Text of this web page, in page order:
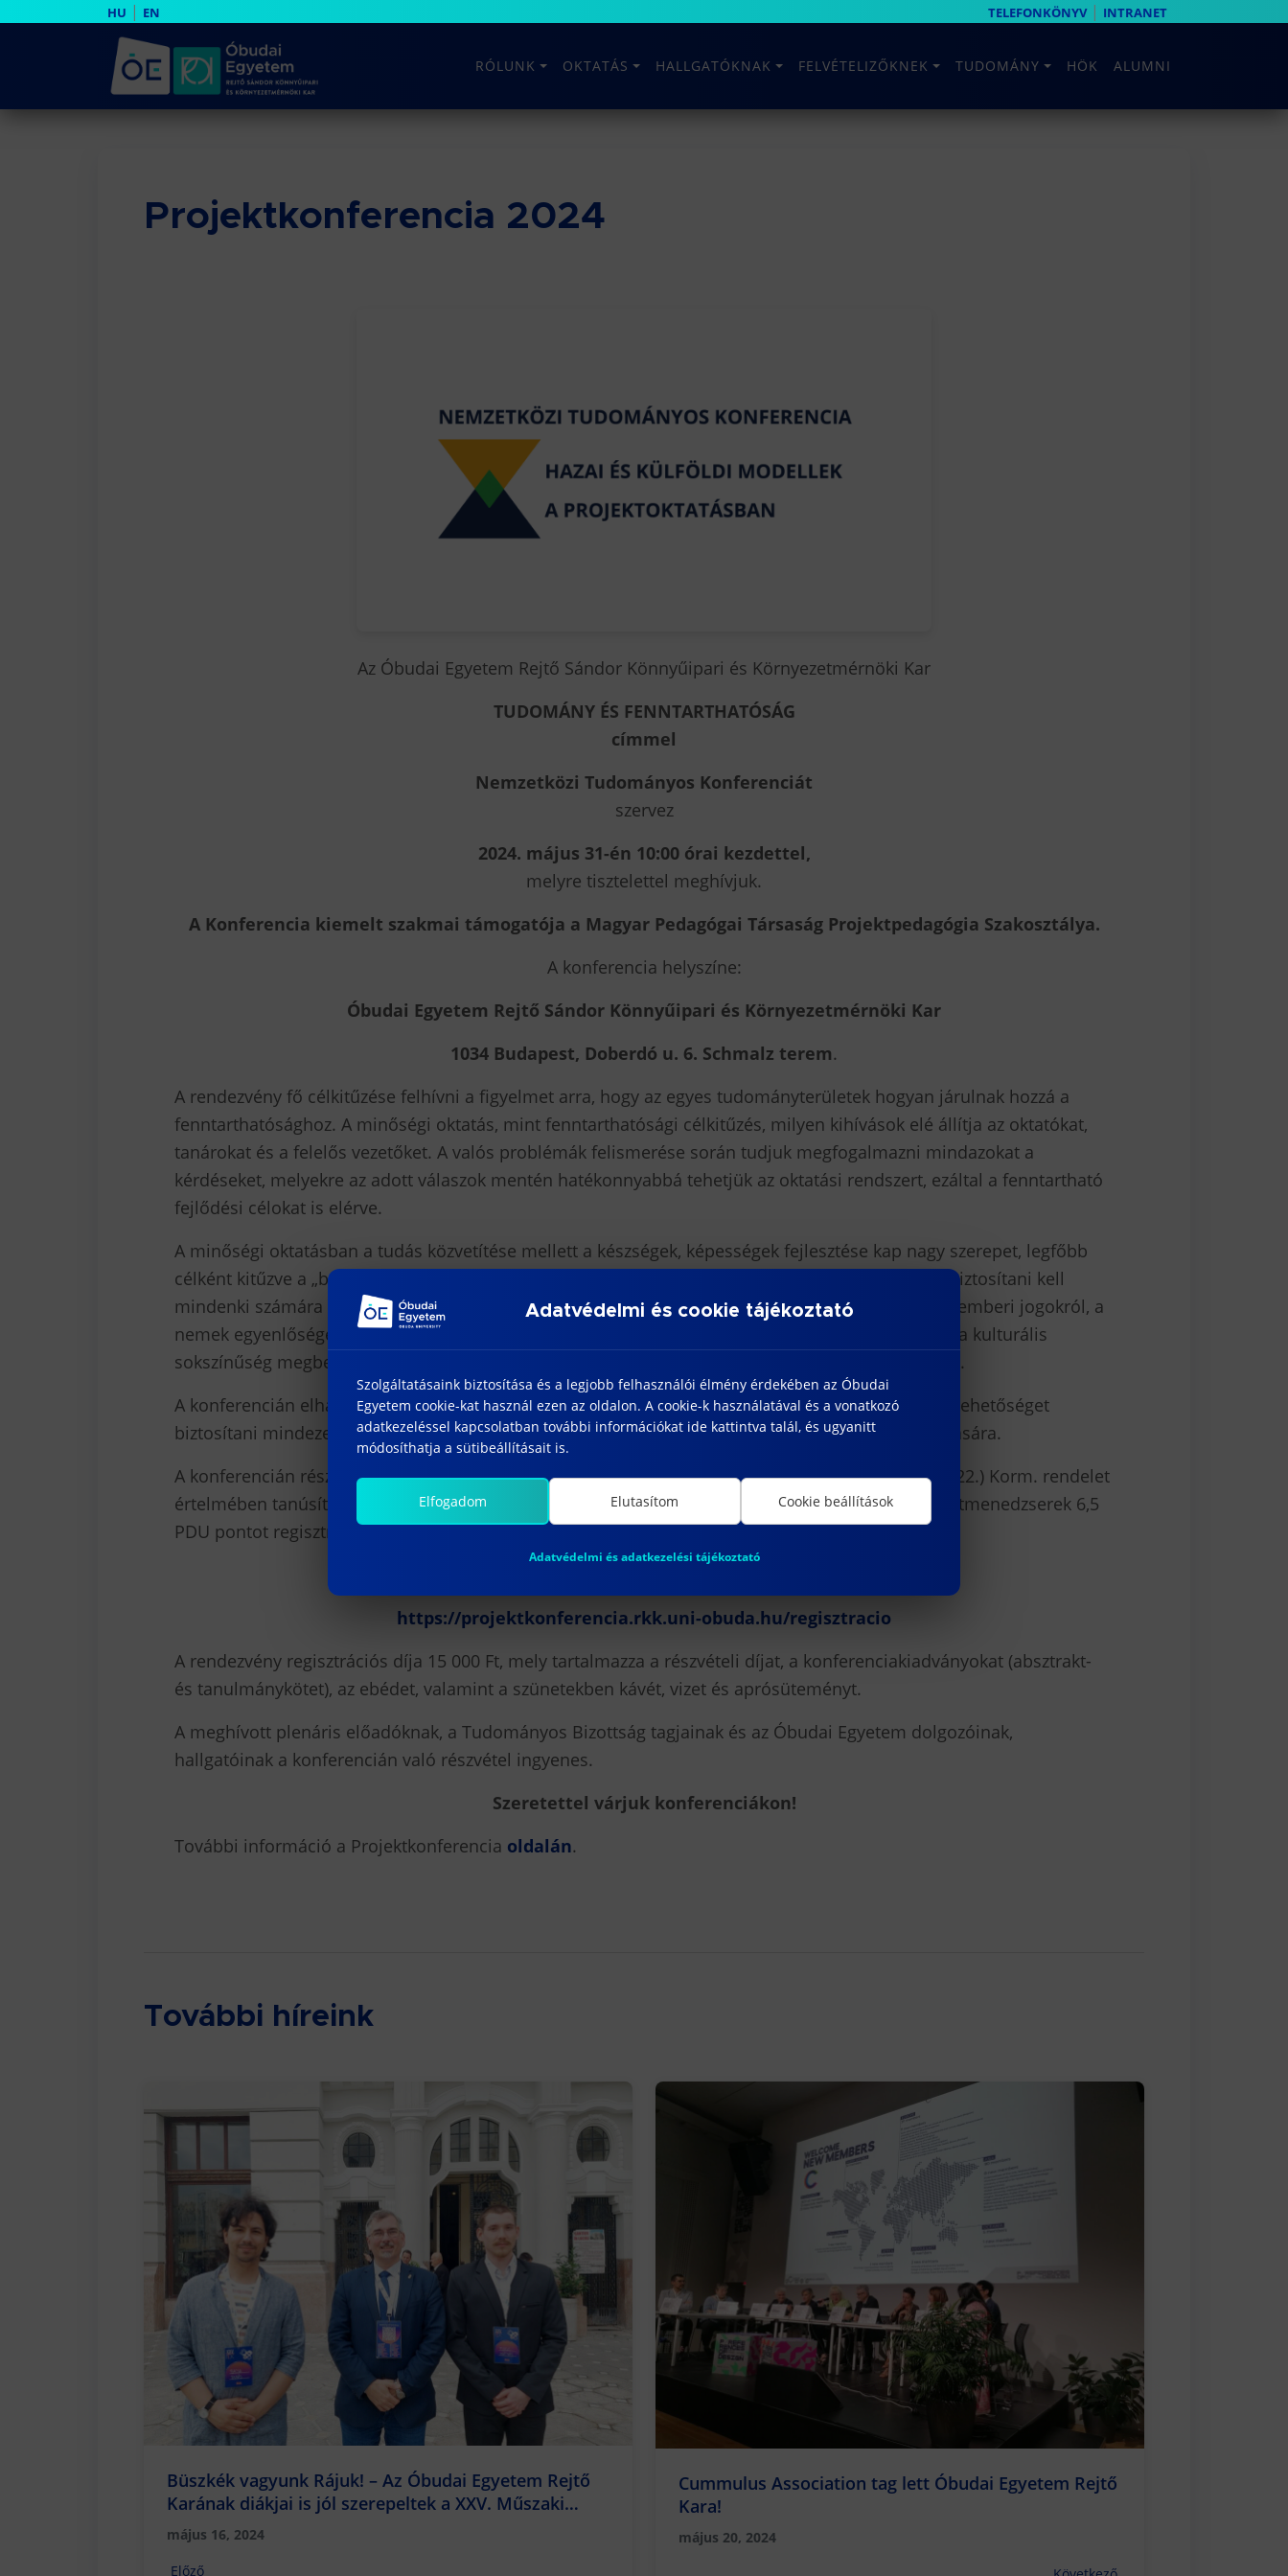
HU | EN TELEFONKÖNYV| INTRANET
RÓLUNK OKTATÁS HALLGATÓKNAK FELVÉTELIZŐKNEK TUDOMÁNY HÖK ALUMNI
Projektkonferencia 2024
Az Óbudai Egyetem Rejtő Sándor Könnyűipari és Környezetmérnöki Kar
TUDOMÁNY ÉS FENNTARTHATÓSÁG
címmel
Nemzetközi Tudományos Konferenciát
szervez
2024. május 31-én 10:00 órai kezdettel,
melyre tisztelettel meghívjuk.
A Konferencia kiemelt szakmai támogatója a Magyar Pedagógai Társaság Projektpedagógia Szakosztálya.
A konferencia helyszíne:
Óbudai Egyetem Rejtő Sándor Könnyűipari és Környezetmérnöki Kar
1034 Budapest, Doberdó u. 6. Schmalz terem.
A rendezvény fő célkitűzése felhívni a figyelmet arra, hogy az egyes tudományterületek hogyan járulnak hozzá a
fenntarthatósághoz. A minőségi oktatás, mint fenntarthatósági célkitűzés, milyen kihívások elé állítja az oktatókat,
tanárokat és a felelős vezetőket. A valós problémák felismerése során tudjuk megfogalmazni mindazokat a
kérdéseket, melyekre az adott válaszok mentén hatékonnyabbá tehetjük az oktatási rendszert, ezáltal a fenntartható
fejlődési célokat is elérve.
A minőségi oktatásban a tudás közvetítése mellett a készségek, képességek fejlesztése kap nagy szerepet, legfőbb
célként kitűzve a „bölcs”, hasznosítható tudás elérését. A fenntartható fejlődés előmozdításához biztosítani kell
mindenki számára a szükséges tudást a fenntartható fejlődésről és a fenntartható életmódról, az emberi jogokról, a
nemek egyenlőségéről, a békés és erőszakmentes kultúra jelentőségéről, a globális polgárságról, a kulturális
sokszínűség megbecsüléséről és a kultúrának a fenntartható fejlődéshez történő hozzájárulásáról.
A konferencián elhangzó előadásokkal és azokhoz kapcsolódó műhelybeszélgetésekkel kívánunk lehetőséget
biztosítani mindezen célok megvalósítása kapcsán szerzett jó gyakorlatok, tapasztalatok megosztására.
A konferencián résztvevő pedagógusoknak (óvodapedagógusok, tanítók, tanárok) a 277/1997. (XII.22.) Korm. rendelet
értelmében tanúsítványt adunk, amely 9 órával beleszámít a továbbképzések teljesítésébe. Projektmenedzserek 6,5
PDU pontot regisztrálhatnak.
https://projektkonferencia.rkk.uni-obuda.hu/regisztracio
A rendezvény regisztrációs díja 15 000 Ft, mely tartalmazza a részvételi díjat, a konferenciakiadványokat (absztrakt-
és tanulmánykötet), az ebédet, valamint a szünetekben kávét, vizet és aprósüteményt.
A meghívott plenáris előadóknak, a Tudományos Bizottság tagjainak és az Óbudai Egyetem dolgozóinak,
hallgatóinak a konferencián való részvétel ingyenes.
Szeretettel várjuk konferenciákon!
További információ a Projektkonferencia oldalán.
További híreink
Büszkék vagyunk Rájuk! – Az Óbudai Egyetem Rejtő
Karának diákjai is jól szerepeltek a XXV. Műszaki
Tudományos Diákköri Konferencián Temesváron
május 16, 2024
Előző
Cummulus Association tag lett Óbudai Egyetem Rejtő
Kara!
május 20, 2024
Adatvédelmi és cookie tájékoztató
Szolgáltatásaink biztosítása és a legjobb felhasználói élmény érdekében az Óbudai
Egyetem cookie-kat használ ezen az oldalon. A cookie-k használatával és a vonatkozó
adatkezeléssel kapcsolatban további információkat ide kattintva talál, és ugyanitt
módosíthatja a sütibeállításait is.
Elfogadom Elutasítom Cookie beállítások
Adatvédelmi és adatkezelési tájékoztató